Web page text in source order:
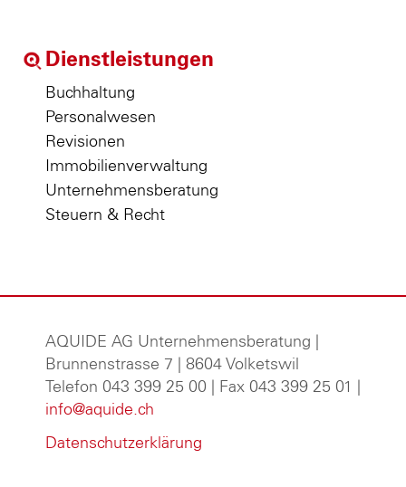
Dienstleistungen
Buchhaltung
Personalwesen
Revisionen
Immobilienverwaltung
Unternehmensberatung
Steuern & Recht
AQUIDE AG Unternehmensberatung
Brunnenstrasse 7 | 8604 Volketswil
Telefon 043 399 25 00 | Fax 043 399 25 01 |
info@aquide.ch
Datenschutzerklärung